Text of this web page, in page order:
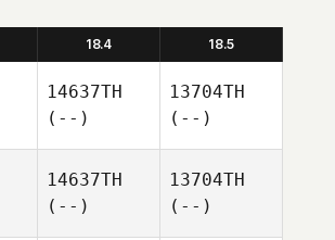
18.4 18.5
14637TH
(--)
13704TH
(--)
14637TH
(--)
13704TH
(--)